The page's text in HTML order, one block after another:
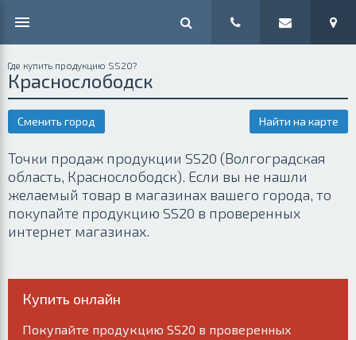
Где купить продукцию SS20?
Краснослободск
Сменить город Найти на карте
Точки продаж продукции SS20 (Волгоградская
область, Краснослободск). Если вы не нашли
желаемый товар в магазинах вашего города, то
покупайте продукцию SS20 в проверенных
интернет магазинах.
Купить онлайн
Покупайте продукцию SS20 в проверенных